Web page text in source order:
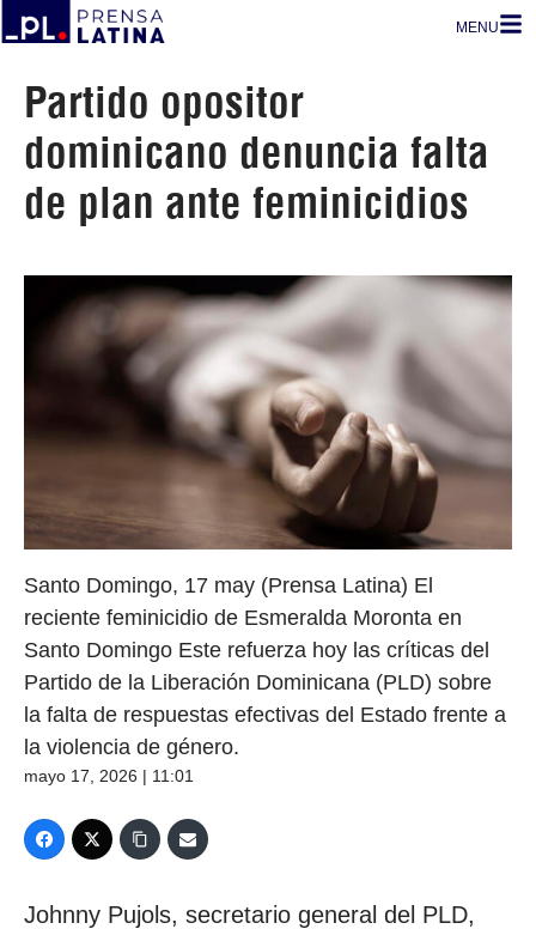
MENU
Partido opositor
dominicano denuncia falta
de plan ante feminicidios
Santo Domingo, 17 may (Prensa Latina) El
reciente feminicidio de Esmeralda Moronta en
Santo Domingo Este refuerza hoy las críticas del
Partido de la Liberación Dominicana (PLD) sobre
la falta de respuestas efectivas del Estado frente a
la violencia de género.
mayo 17, 2026 | 11:01
Johnny Pujols, secretario general del PLD,